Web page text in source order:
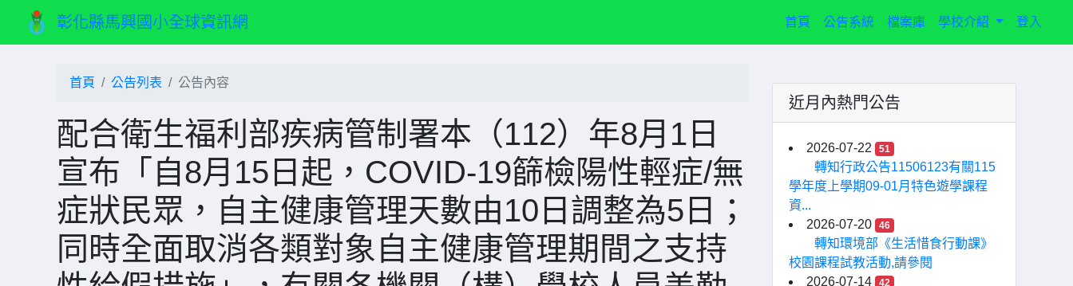
彰化縣馬興國小全球資訊網 首頁 (current)
公告系統 檔案庫 學校介紹 登入
首頁 公告列表 公告內容
配合衛生福利部疾病管制署本（112）年8月1日
宣布「自8月15日起，COVID-19篩檢陽性輕症/無
症狀民眾，自主健康管理天數由10日調整為5日；
同時全面取消各類對象自主健康管理期間之支持
近月內熱門公告
2026-07-22 51
轉知行政公告11506123有關115
學年度上學期09-01月特色遊學課程
資...
2026-07-20
46
轉知環境部《生活惜食行動課》
校園課程試教活動,請參閱
2026-07-14
42